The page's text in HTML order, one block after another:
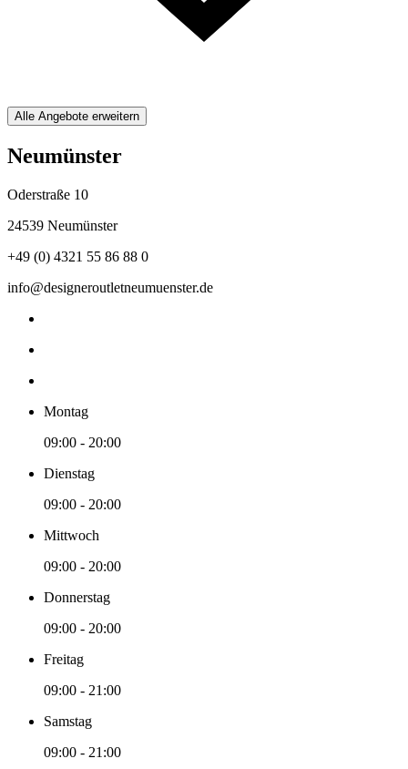
Alle Angebote erweitern
Neumünster
Oderstraße 10
24539 Neumünster
+49 (0) 4321 55 86 88 0
info@designeroutletneumuenster.de
Montag
09:00 - 20:00
Dienstag
09:00 - 20:00
Mittwoch
09:00 - 20:00
Donnerstag
09:00 - 20:00
Freitag
09:00 - 21:00
Samstag
09:00 - 21:00